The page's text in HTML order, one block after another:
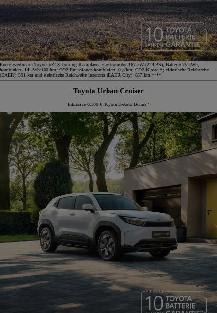
Energieverbrauch Toyota bZ4X Touring Teamplayer Elektromotor 167 kW (224 PS), Batterie 75 kWh;
kombiniert: 14 kWh/100 km; CO2-Emissionen kombiniert: 0 g/km; CO2-Klasse A; elektrische Reichweite
(EAER): 591 km und elektrische Reichweite innerorts (EAER City): 837 km.****
Toyota Urban Cruiser
Inklusive 6.500 € Toyota E-Auto Bonus¹¹